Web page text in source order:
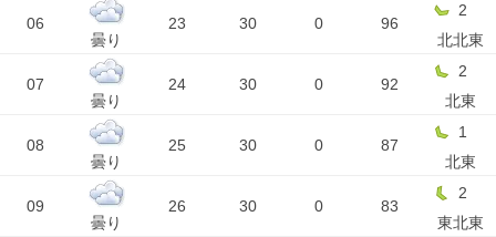
06
曇り
23 30 0 96
2
北北東
07
曇り
24 30 0 92
2
北東
08
曇り
25 30 0 87
1
北東
09
曇り
26 30 0 83
2
東北東